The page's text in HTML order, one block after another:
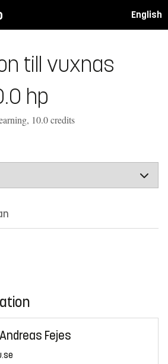
English
till vuxnas
hp
10.0 credits
Andreas Fejes